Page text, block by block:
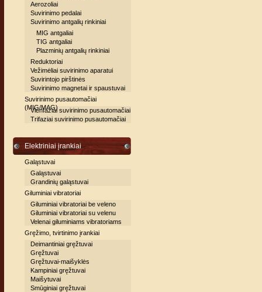
Aerozoliai
Suvirinimo pedalai
Suvirinimo antgalių rinkiniai
MIG antgaliai
TIG antgaliai
Plazminių antgalių rinkiniai
Reduktoriai
Vežimėliai suvirinimo aparatui
Suvirintojo pirštinės
Suvirinimo magnetai ir spaustuvai
Suvirinimo pusautomačiai
(MIG/MAG)
Vienfaziai suvirinimo pusautomačiai
Trifaziai suvirinimo pusautomačiai
Elektriniai įrankiai
Galąstuvai
Galąstuvai
Grandinių galąstuvai
Giluminiai vibratoriai
Giluminiai vibratoriai be veleno
Giluminiai vibratoriai su velenu
Velenai giluminiams vibratoriams
Gręžimo, tvirtinimo įrankiai
Deimantiniai gręžtuvai
Gręžtuvai
Gręžtuvai-maišyklės
Kampiniai gręžtuvai
Maišytuvai
Smūginiai gręžtuvai